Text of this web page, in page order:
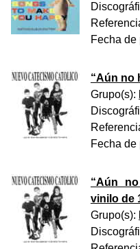
Fecha
“Aún no
Grupo(s):
Fecha
“Aún
vinilo de
Grupo(s):